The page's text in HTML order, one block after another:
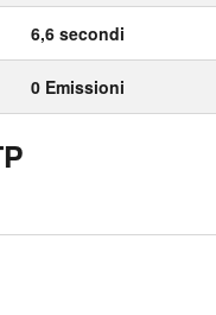
6,6 secondi
0 Emissioni